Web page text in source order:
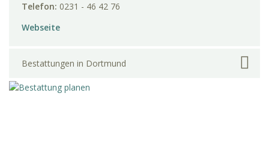
Telefon: 0231 - 46 42 76
Webseite
Bestattungen in Dortmund